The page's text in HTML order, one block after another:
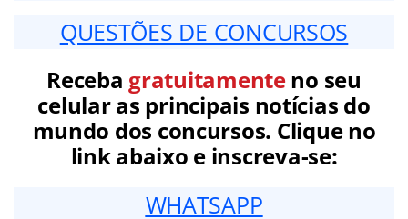
QUESTÕES DE CONCURSOS
Receba gratuitamenteno seu
celular as principais notícias do
mundo dos concursos. Clique no
link abaixo e inscreva-se:
WHATSAPP